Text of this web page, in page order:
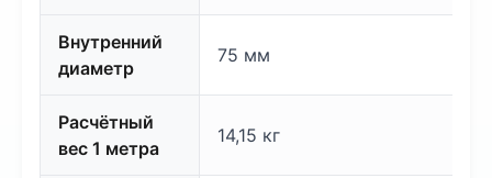
Внутренний
диаметр
75 мм
Расчётный
вес 1 метра
14,15 кг